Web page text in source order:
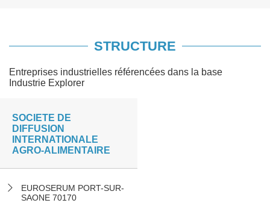
STRUCTURE
Entreprises industrielles référencées dans la base
Industrie Explorer
SOCIETE DE
DIFFUSION
INTERNATIONALE
AGRO-ALIMENTAIRE
EUROSERUM PORT-SUR-
SAONE 70170